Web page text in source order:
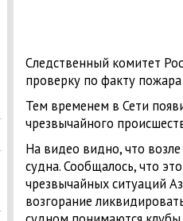
Следственный комитет
проверку по факту
Тем временем в Сети
чрезвычайного
На видео видно, что
судна. Сообщалось, что
чрезвычайных ситуаций
возгорание